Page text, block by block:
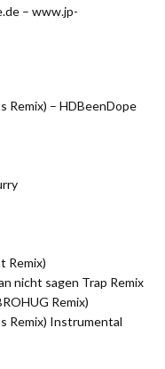
– www.jp-
Remix) – HDBeenDope
Remix)
nicht sagen Trap Remix
Remix)
Remix) Instrumental